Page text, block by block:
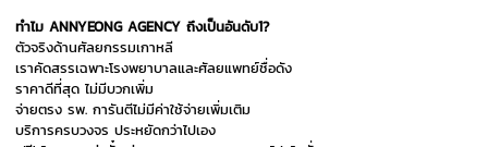
ทำไม ANNYEONG AGENCY ถึงเป็นอันดับ1?
ตัวจริงด้านศัลยกรรมเกาหลี
เราคัดสรรเฉพาะโรงพยาบาลและศัลยแพทย์ชื่อดัง
ราคาดีที่สุด ไม่มีบวกเพิ่ม
จ่ายตรง รพ. การันตีไม่มีค่าใช้จ่ายเพิ่มเติม
บริการครบวงจร ประหยัดกว่าไปเอง